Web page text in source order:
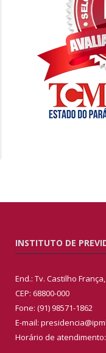
INSTITUTO DE
End.: Tv. Castilho
CEP: 68800-000
Fone: (91) 98571-1862
E-mail:
Horário de atendimento: